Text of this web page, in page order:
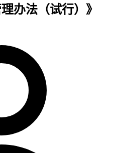
办法（试行）》